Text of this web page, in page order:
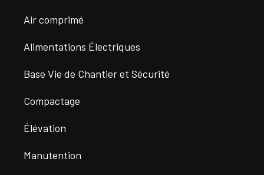
Air comprimé
Alimentations Électriques
Base Vie de Chantier et Sécurité
Compactage
Élévation
Manutention